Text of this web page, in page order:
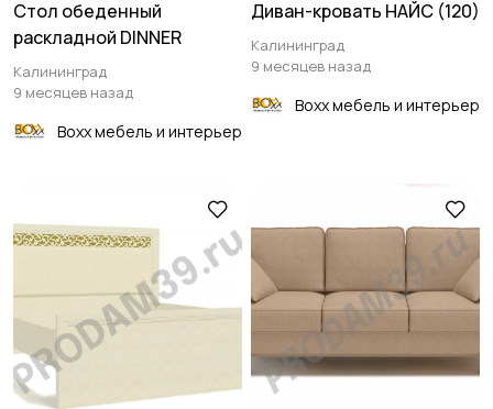
Стол обеденный
раскладной DINNER
Калининград
9 месяцев назад
Boxx мебель и интерьер
Диван-кровать НАЙС (120)
Калининград
9 месяцев назад
Boxx мебель и интерьер